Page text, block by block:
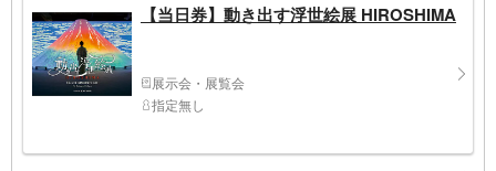
【当日券】動き出す浮世絵展 HIROSHIMA
展示会・展覧会
指定無し